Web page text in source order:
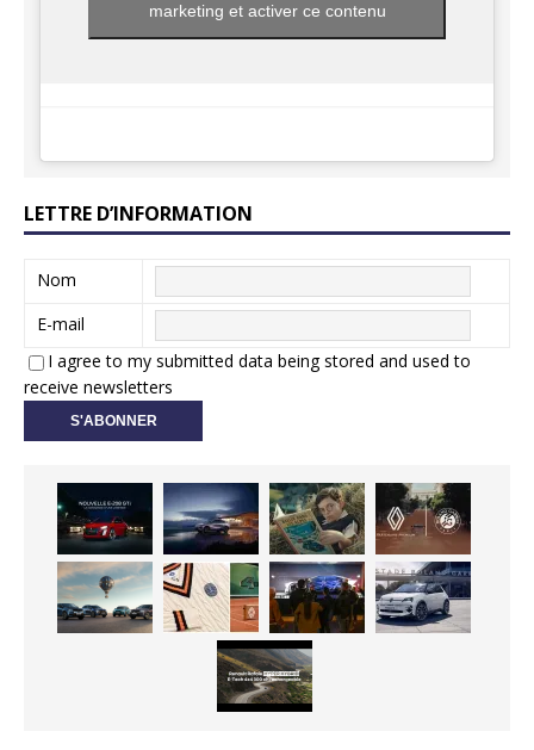
marketing et activer ce contenu
LETTRE D’INFORMATION
Nom
E-mail
I agree to my submitted data being stored and used to
receive newsletters